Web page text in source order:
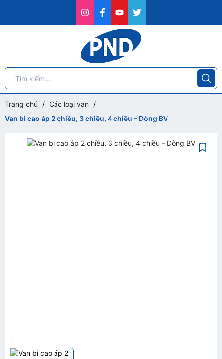
Trang chủ / Các loại van
/
Van bi cao áp 2 chiều, 3 chiều, 4 chiều – Dòng BV